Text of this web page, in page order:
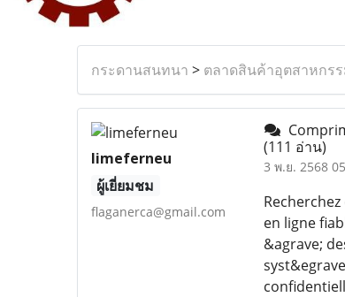
กระดานสนทนา > ตลาดสินค้าอุตสาหกร
limeferneu
ผู้เยี่ยมชม
flaganerca@gmail.com
(111 อ่าน)
3 พ.ย. 2568
en ligne
&agrave;